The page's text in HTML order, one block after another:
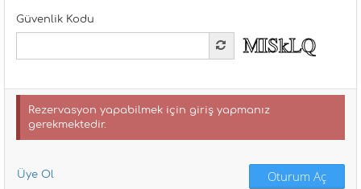
Güvenlik Kodu
Rezervasyon yapabilmek için giriş yapmanız
gerekmektedir.
Üye Ol Oturum Aç